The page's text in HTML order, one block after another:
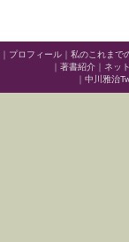
｜ プロフィール ｜ 私のこれまで
｜ 著書紹介 ｜ ネッ
｜ 中川雅治